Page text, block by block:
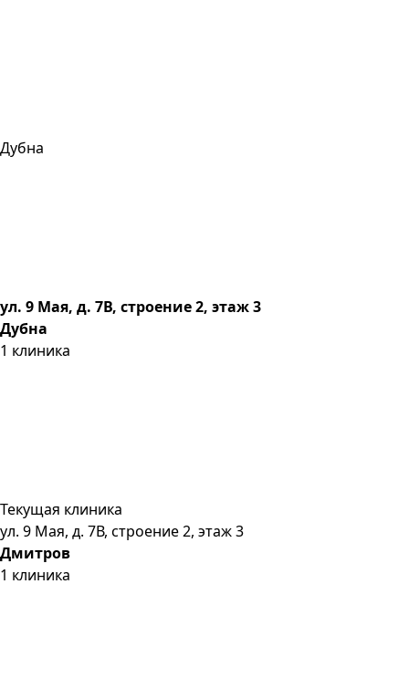
Дубна
ул. 9 Мая, д. 7В, строение 2, этаж 3
Дубна
1 клиника
Текущая клиника
ул. 9 Мая, д. 7В, строение 2, этаж 3
Дмитров
1 клиника